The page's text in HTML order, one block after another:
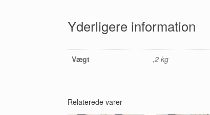
Yderligere information
Vægt ,2 kg
Relaterede varer